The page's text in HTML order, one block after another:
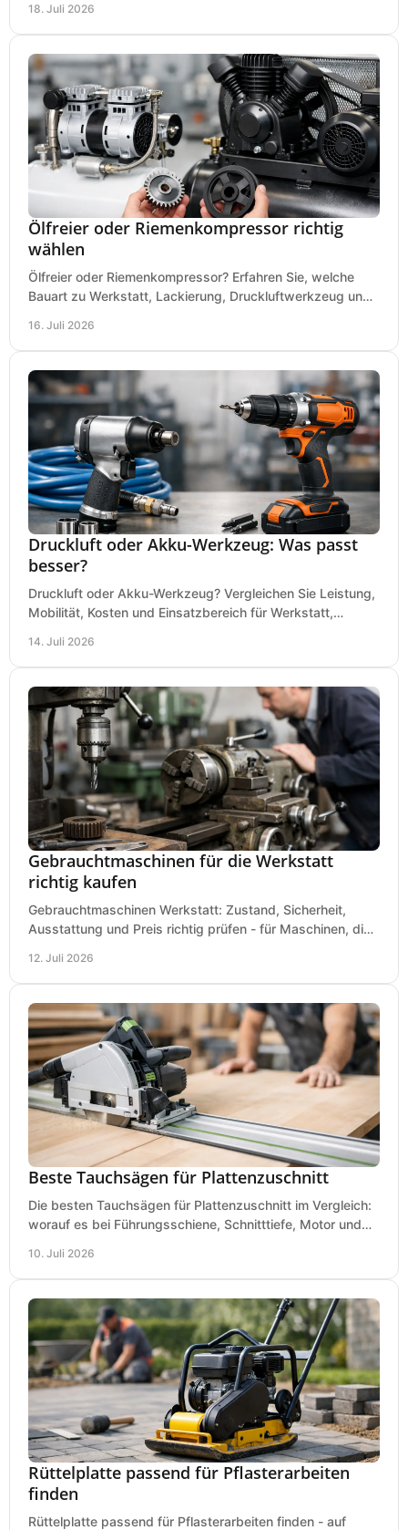
18. Juli 2026
Ölfreier oder Riemenkompressor richtig
wählen
Ölfreier oder Riemenkompressor? Erfahren Sie, welche
Bauart zu Werkstatt, Lackierung, Druckluftwerkzeug und
16. Juli 2026
Druckluft oder Akku-Werkzeug: Was passt
besser?
Druckluft oder Akku-Werkzeug? Vergleichen Sie Leistung,
Mobilität, Kosten und Einsatzbereich für Werkstatt,
14. Juli 2026
Gebrauchtmaschinen für die Werkstatt
richtig kaufen
Gebrauchtmaschinen Werkstatt: Zustand, Sicherheit,
Ausstattung und Preis richtig prüfen - für Maschinen, die
12. Juli 2026
Beste Tauchsägen für Plattenzuschnitt
Die besten Tauchsägen für Plattenzuschnitt im Vergleich:
worauf es bei Führungsschiene, Schnitttiefe, Motor und
10. Juli 2026
Rüttelplatte passend für Pflasterarbeiten
finden
Rüttelplatte passend für Pflasterarbeiten finden - auf